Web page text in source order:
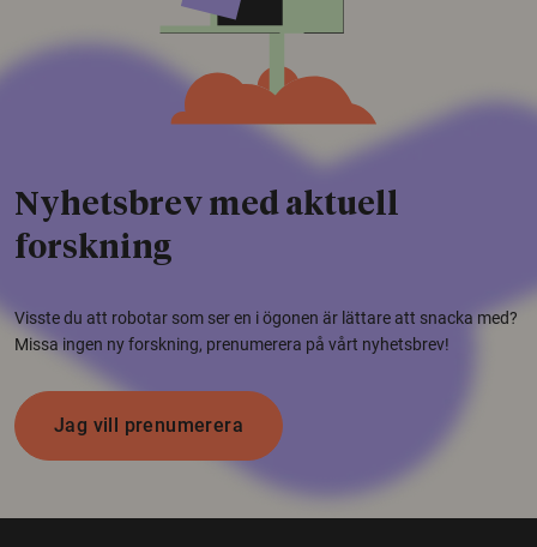
Nyhetsbrev med aktuell
forskning
Visste du att robotar som ser en i ögonen är lättare att snacka med?
Missa ingen ny forskning, prenumerera på vårt nyhetsbrev!
Jag vill prenumerera